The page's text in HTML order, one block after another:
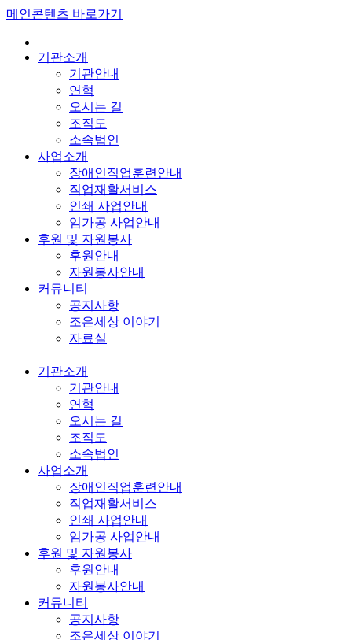
메인콘텐츠 바로가기
기관소개
기관안내
연혁
오시는 길
조직도
소속법인
사업소개
장애인직업훈련안내
직업재활서비스
인쇄 사업안내
임가공 사업안내
후원 및 자원봉사
후원안내
자원봉사안내
커뮤니티
공지사항
조은세상 이야기
자료실
기관소개
기관안내
연혁
오시는 길
조직도
소속법인
사업소개
장애인직업훈련안내
직업재활서비스
인쇄 사업안내
임가공 사업안내
후원 및 자원봉사
후원안내
자원봉사안내
커뮤니티
공지사항
조은세상 이야기